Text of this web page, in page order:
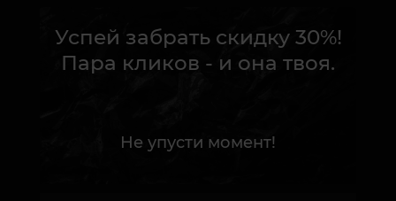
Успей забрать скидку 30%!
Пара кликов - и она твоя.
Не упусти момент!